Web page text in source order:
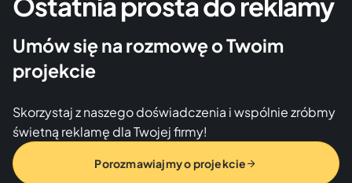
Umów się na rozmowę o Twoim
projekcie
Skorzystaj z naszego doświadczenia i wspólnie zróbmy
świetną reklamę dla Twojej firmy!
Porozmawiajmy o projekcie